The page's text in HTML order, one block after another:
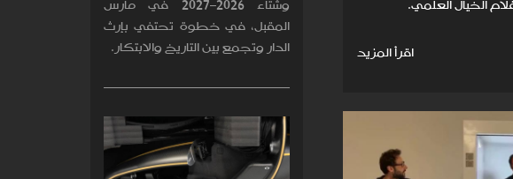
الخيال العلمي.
اقرأ المزيد
وشتاء 2026–2027 في مارس
المقبل، في خطوة تحتفي بإرث
الدار وتجمع بين التاريخ والابتكار.